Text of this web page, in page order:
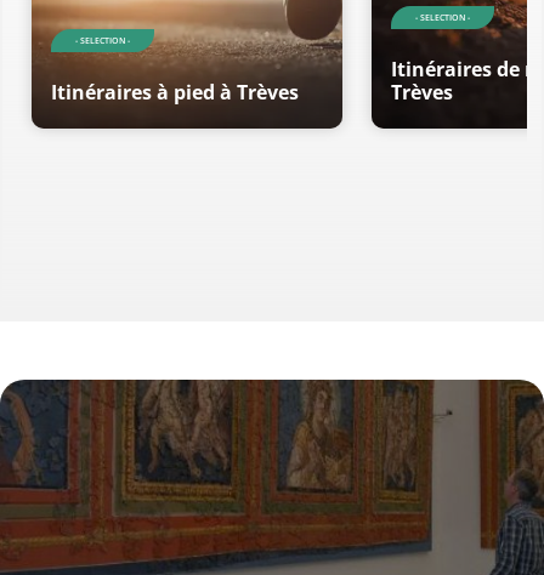
- SELECTION -
Itinéraires à pied à Trèves
- SELECTION -
Itinéraires de
Trèves